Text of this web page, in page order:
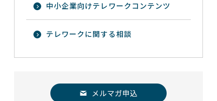
中小企業向けテレワークコンテンツ
テレワークに関する相談